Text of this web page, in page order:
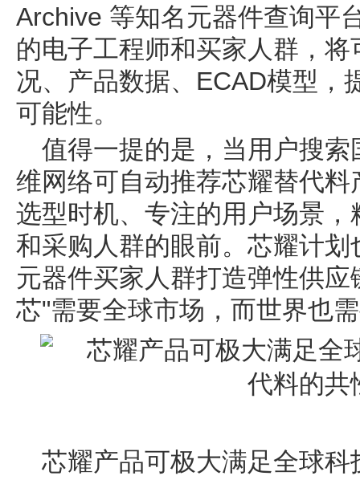
Archive 等知名元器件查询平
的电子工程师和买家人群，
况、产品数据、ECAD模型，
可能性。
值得一提的是，当用户搜
维网络可自动推荐芯耀替代
选型时机、专注的用户场景
和采购人群的眼前。芯耀计
元器件买家人群打造弹性供
芯"需要全球市场，而世界也
芯耀产品可极大满足全球